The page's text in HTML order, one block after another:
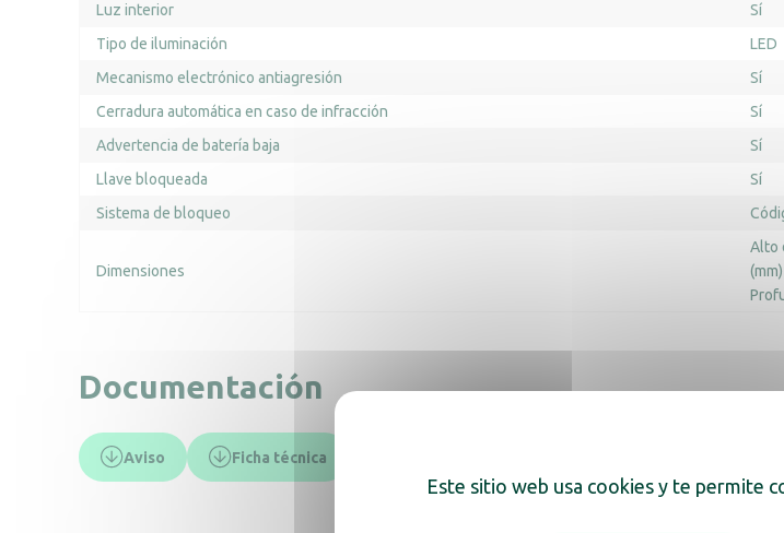
Luz interior
Sí
Tipo de iluminación
LED
Mecanismo electrónico antiagresión
Sí
Cerradura automática en caso de infracción
Sí
Advertencia de batería baja
Sí
Llave bloqueada
Sí
Sistema de bloqueo
Dimensiones
Alto
Documentación
Aviso Ficha técnica
Este sitio web usa cookies y te permite